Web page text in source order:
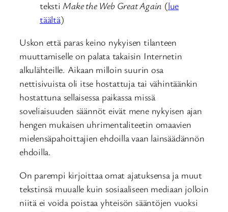
teksti Make the Web Great Again (lue
täältä)
Uskon että paras keino nykyisen tilanteen
muuttamiselle on palata takaisin Internetin
alkulähteille. Aikaan milloin suurin osa
nettisivuista oli itse hostattuja tai vähintäänkin
hostattuna sellaisessa paikassa missä
soveliaisuuden säännöt eivät mene nykyisen ajan
hengen mukaisen uhrimentaliteetin omaavien
mielensäpahoittajien ehdoilla vaan lainsäädännön
ehdoilla.
On parempi kirjoittaa omat ajatuksensa ja muut
tekstinsä muualle kuin sosiaaliseen mediaan jolloin
niitä ei voida poistaa yhteisön sääntöjen vuoksi